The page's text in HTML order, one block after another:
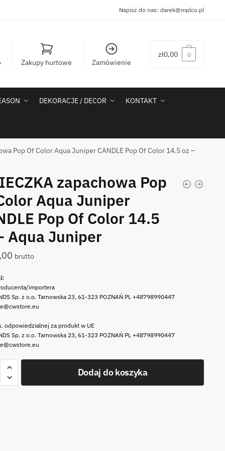
Napisz do nas:darek@mplco.pl
Zakupy hurtowe Zamówienie
zł0,00 0
DEKORACJE / DECOR KONTAKT
Pop Of Color Aqua Juniper CANDLE Pop Of Color 14.5 oz –
zapachowa Pop
Aqua Juniper
Pop Of Color 14.5
Aqua Juniper
brutto
importera
Sp. z o.o. Tarnowska 23, 61-323 POZNAŃ PL +48798990447
odpowiedzialnej za produkt w UE
Sp. z o.o. Tarnowska 23, 61-323 POZNAŃ PL +48798990447
Dodaj do koszyka